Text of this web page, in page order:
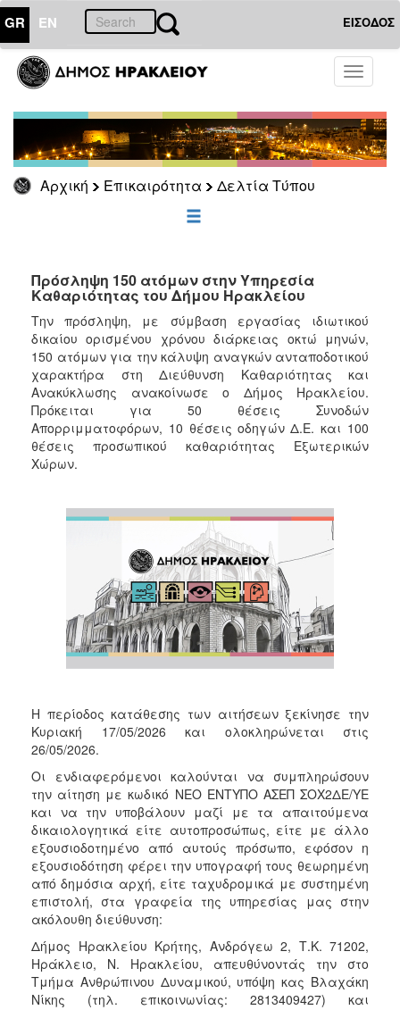
GR EN ΕΙΣΟΔΟΣ
Toggle
Αρχική Επικαιρότητα Δελτία Τύπου
ΕΠΙΚΑΙΡΟΤΗΤΑ
Τύπου
Αρχείο
ΕΠΙΣΚΕΠΤΗΣ
ΗΡΑΚΛΕΙΟ
Πρόσληψη 150 ατόμων στην Υπηρεσία
Καθαριότητας του Δήμου Ηρακλείου
Την πρόσληψη, με σύμβαση εργασίας ιδιωτικού
δικαίου ορισμένου χρόνου διάρκειας οκτώ μηνών,
150 ατόμων για την κάλυψη αναγκών ανταποδοτικού
χαρακτήρα στη Διεύθυνση Καθαριότητας και
Ανακύκλωσης ανακοίνωσε ο Δήμος Ηρακλείου.
Πρόκειται για 50 θέσεις Συνοδών
Απορριμματοφόρων, 10 θέσεις οδηγών Δ.Ε. και 100
θέσεις προσωπικού καθαριότητας Εξωτερικών
Χώρων.
Η περίοδος κατάθεσης των αιτήσεων ξεκίνησε την
Κυριακή 17/05/2026 και ολοκληρώνεται στις
26/05/2026.
Οι ενδιαφερόμενοι καλούνται να συμπληρώσουν
την αίτηση με κωδικό ΝΕΟ ΕΝΤΥΠΟ ΑΣΕΠ ΣΟΧ2ΔΕ/ΥΕ
και να την υποβάλουν μαζί με τα απαιτούμενα
δικαιολογητικά είτε αυτοπροσώπως, είτε με άλλο
εξουσιοδοτημένο από αυτούς πρόσωπο, εφόσον η
εξουσιοδότηση φέρει την υπογραφή τους θεωρημένη
από δημόσια αρχή, είτε ταχυδρομικά με συστημένη
επιστολή, στα γραφεία της υπηρεσίας μας στην
ακόλουθη διεύθυνση:
Δήμος Ηρακλείου Κρήτης, Ανδρόγεω 2, Τ.Κ. 71202,
Ηράκλειο, Ν. Ηρακλείου, απευθύνοντάς την στο
Τμήμα Ανθρώπινου Δυναμικού, υπόψη κας Βλαχάκη
Νίκης (τηλ. επικοινωνίας: 2813409427) και